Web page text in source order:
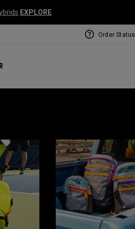
EXPLORE
Order Status